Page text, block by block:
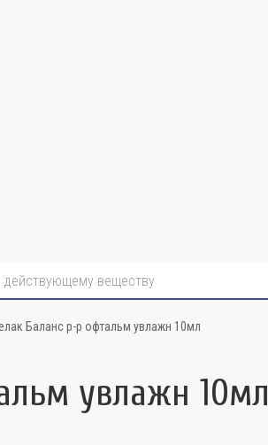
Баланс р-р офтальм увлажн 10мл
увлажн 10мл